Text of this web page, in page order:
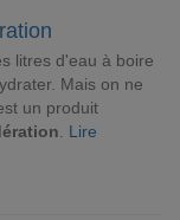
litres d'eau à boire
Mais on ne
un produit
Lire